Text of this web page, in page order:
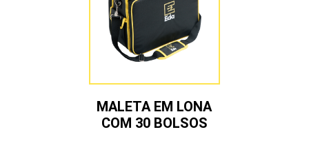
MALETA EM LONA
COM 30 BOLSOS